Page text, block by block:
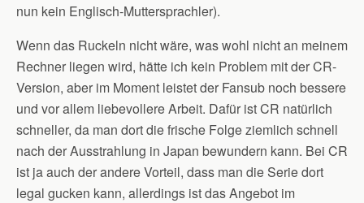
nun kein Englisch-Muttersprachler).
Wenn das Ruckeln nicht wäre, was wohl nicht an meinem
Rechner liegen wird, hätte ich kein Problem mit der CR-
Version, aber im Moment leistet der Fansub noch bessere
und vor allem liebevollere Arbeit. Dafür ist CR natürlich
schneller, da man dort die frische Folge ziemlich schnell
nach der Ausstrahlung in Japan bewundern kann. Bei CR
ist ja auch der andere Vorteil, dass man die Serie dort
legal gucken kann, allerdings ist das Angebot im